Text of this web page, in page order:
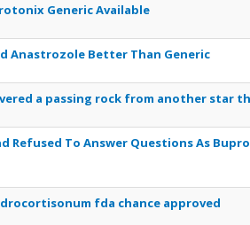
Generic Available
5 en moyenne
123 45
Anastrozole Better Than Generic
5 en moyenne
12345
a passing rock from another star
5 en moyenne
123 45
Refused To Answer Questions As
5 en moyenne
12345
fda chance approved
5 en moyenne
12345